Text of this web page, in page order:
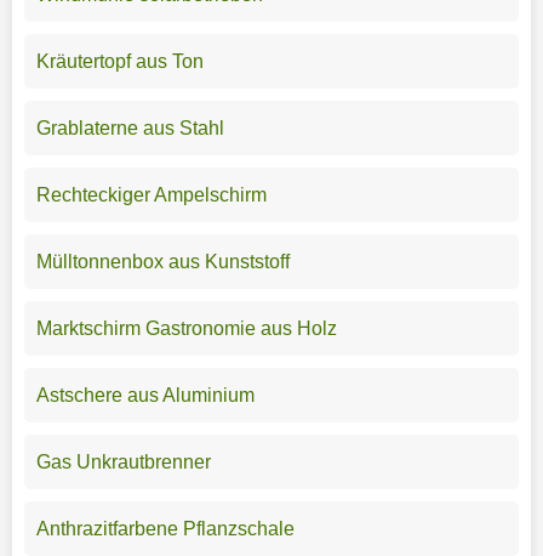
Kräutertopf aus Ton
Grablaterne aus Stahl
Rechteckiger Ampelschirm
Mülltonnenbox aus Kunststoff
Marktschirm Gastronomie aus Holz
Astschere aus Aluminium
Gas Unkrautbrenner
Anthrazitfarbene Pflanzschale